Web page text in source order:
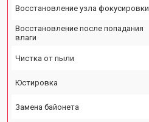
Восстановление узла фокусировки
Восстановление после попадания
влаги
Чистка от пыли
Юстировка
Замена байонета